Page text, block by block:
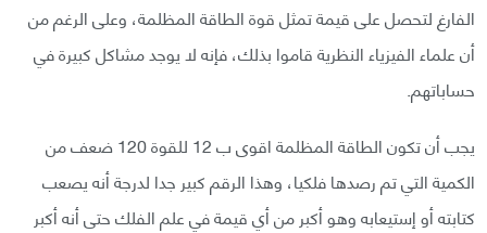
الفارغ لتحصل على قيمة تمثل قوة الطاقة المظلمة، وعلى الرغم من
أن علماء الفيزياء النظرية قاموا بذلك، فإنه لا يوجد مشاكل كبيرة في
حساباتهم.
يجب أن تكون الطاقة المظلمة اقوى ب 12 للقوة 120 ضعف من
الكمية التي تم رصدها فلكيا، وهذا الرقم كبير جدا لدرجة أنه يصعب
كتابته أو إستيعابه وهو أكبر من أي قيمة في علم الفلك حتى أنه أكبر